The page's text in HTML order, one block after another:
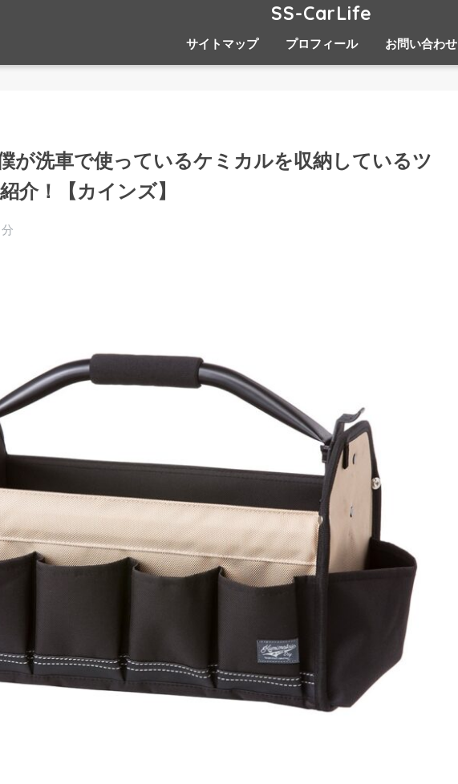
SS-CarLife
サイトマップ プロフィール お問い合わせ
僕が洗車で使っているケミカルを収納しているツ
介！【カインズ】